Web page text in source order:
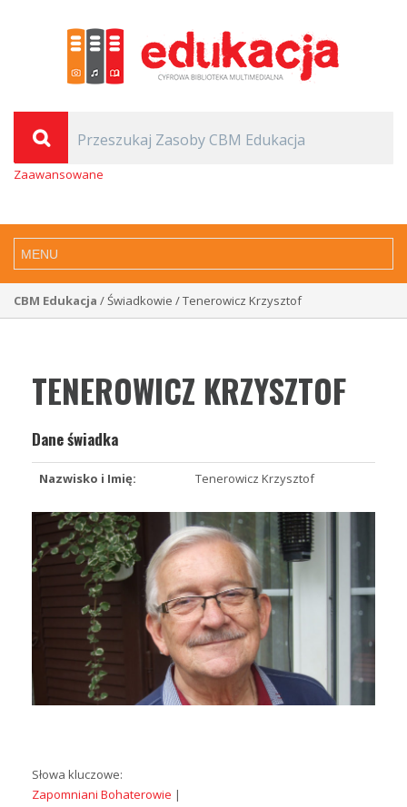
Zaawansowane
CBM Edukacja / Świadkowie / Tenerowicz Krzysztof
TENEROWICZ KRZYSZTOF
Dane świadka
Nazwisko i Imię: Tenerowicz Krzysztof
Słowa kluczowe:
Zapomniani Bohaterowie |